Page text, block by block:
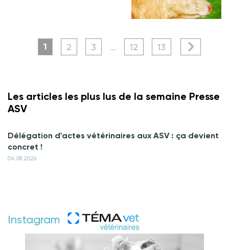
1 2 3 ... 12 13
Les articles les plus lus de la semaine Presse
ASV
Délégation d'actes vétérinaires aux ASV : ça devient
concret !
04.08.2026
Instagram